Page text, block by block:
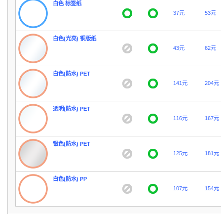
白色 标签纸
37元
53元
白色(光亮) 铜版纸
43元
62元
白色(防水) PET
141元
204元
透明(防水) PET
116元
167元
银色(防水) PET
125元
181元
白色(防水) PP
107元
154元